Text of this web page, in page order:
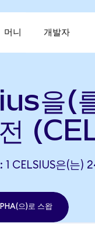
머니 개발자
을(
전
CELSIUS은(는)
으)로 스왑